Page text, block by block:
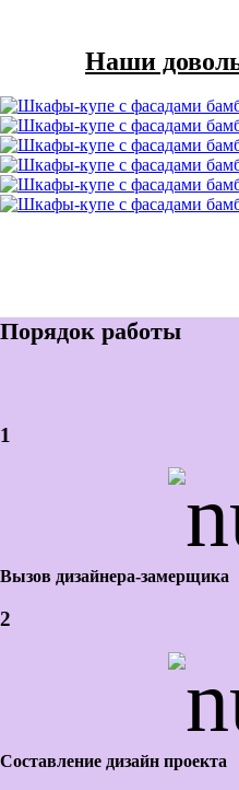
Наши
Порядок работы
1
Вызов дизайнера-замерщика
2
Составление дизайн проекта